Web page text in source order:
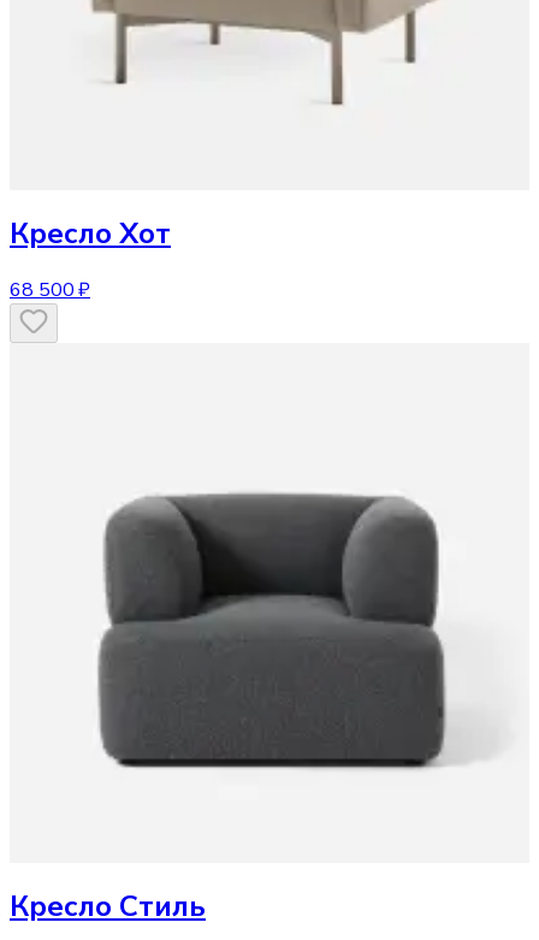
Кресло Хот
68 500 ₽
Кресло Стиль